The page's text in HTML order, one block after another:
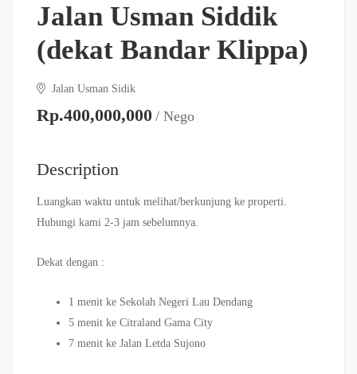
Jalan Usman Siddik
(dekat Bandar Klippa)
Jalan Usman Sidik
Rp.400,000,000 / Nego
Description
Luangkan waktu untuk melihat/berkunjung ke properti.
Hubungi kami 2-3 jam sebelumnya.
Dekat dengan :
1 menit ke Sekolah Negeri Lau Dendang
5 menit ke Citraland Gama City
7 menit ke Jalan Letda Sujono